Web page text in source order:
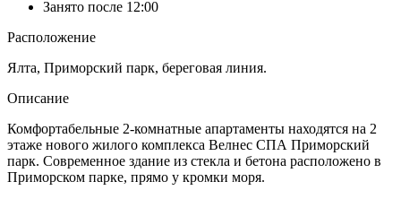
Занято после 12:00
Расположение
Ялта, Приморский парк, береговая линия.
Описание
Комфортабельные 2-комнатные апартаменты находятся на 2
этаже нового жилого комплекса Велнес СПА Приморский
парк. Современное здание из стекла и бетона расположено в
Приморском парке, прямо у кромки моря.